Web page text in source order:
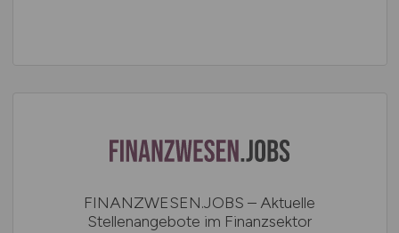
FINANZWESEN.JOBS – Aktuelle
Stellenangebote im Finanzsektor